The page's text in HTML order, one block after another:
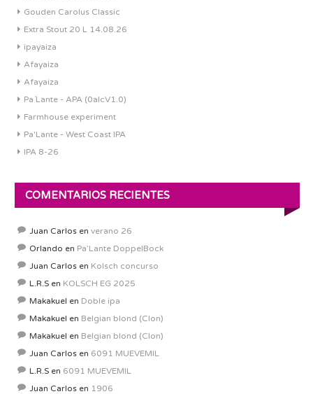
Gouden Carolus Classic
Extra Stout 20 L 14.08.26
ipayaiza
Afayaiza
Afayaiza
Pa´Lante - APA (0alcV1.0)
Farmhouse experiment
Pa'Lante - West Coast IPA
IPA 8-26
COMENTARIOS RECIENTES
Juan Carlos en verano 26
Orlando en Pa’Lante DoppelBock
Juan Carlos en Kolsch concurso
L.R.S en KOLSCH EG 2025
Makakuel en Doble ipa
Makakuel en Belgian blond (Clon)
Makakuel en Belgian blond (Clon)
Juan Carlos en 6091 MUEVEMIL
L.R.S en 6091 MUEVEMIL
Juan Carlos en 1906